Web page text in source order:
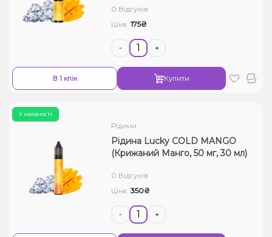
0 Відгуків
Ціна: 175₴
- +
В 1 клік Купити
У наявності
Рідини
Рідина Lucky COLD MANGO
(Крижаний Манго, 50 мг, 30 мл)
0 Відгуків
Ціна: 350₴
- +